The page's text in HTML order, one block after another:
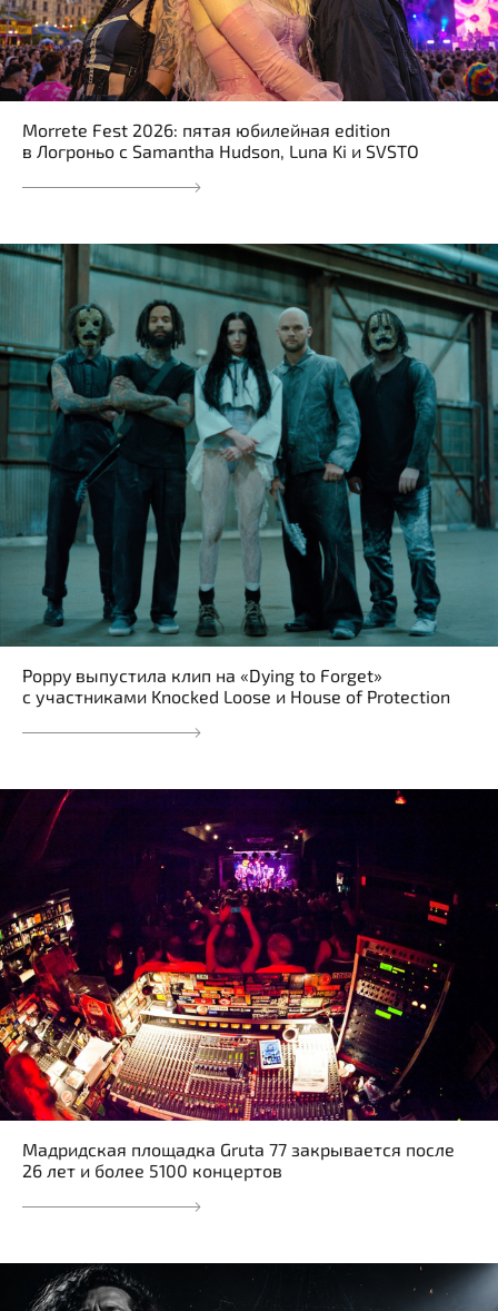
Morrete Fest 2026: пятая юбилейная edition
в Логроньо с Samantha Hudson, Luna Ki и SVSTO
Poppy выпустила клип на «Dying to Forget»
с участниками Knocked Loose и House of Protection
Мадридская площадка Gruta 77 закрывается после
26 лет и более 5100 концертов